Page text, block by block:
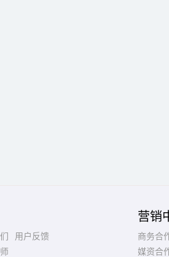
用户反馈
营销
商务合
媒资合